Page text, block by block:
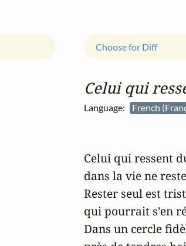
Celui qui
Language: French
Choose for Diff
Celui qui ressent
dans la vie ne
Rester seul est
qui pourrait s'en
Dans un cercle